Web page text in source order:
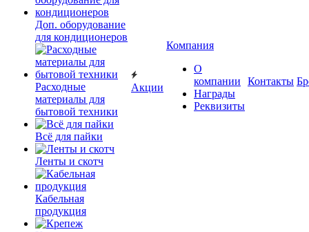
Доп. оборудование
для кондиционеров
Расходные
материалы для
бытовой техники
Всё для пайки
Ленты и скотч
Кабельная
продукция
Акции
Компания
О
компании
Награды
Реквизиты
Контакты